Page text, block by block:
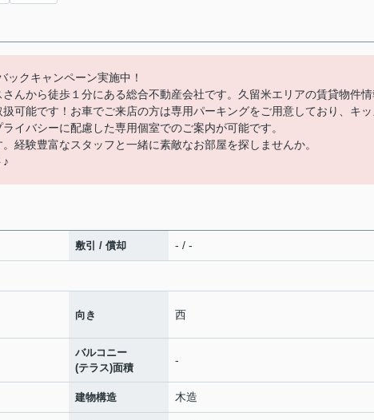
ックキャンペーン実施中！
んから徒歩１分にある総合不動産会社です。久留米エリアの賃貸物件
可能です！お車でご来店の方は専用パーキングをご用意しており、キ
イバシーに配慮した専用個室でのご案内が可能です。
経験豊富なスタッフと一緒に素敵なお部屋を探しませんか。
敷引 / 償却 - / -
向き 西
バルコニー
(テラス)面積
-
建物構造 木造